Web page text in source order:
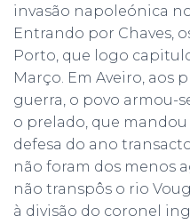
invasão napoleónica
Entrando por Chaves,
Porto, que logo
Março. Em Aveiro, aos
guerra, o povo armou-
o prelado, que
defesa do ano
não foram dos menos
não transpôs o rio
à divisão do coronel